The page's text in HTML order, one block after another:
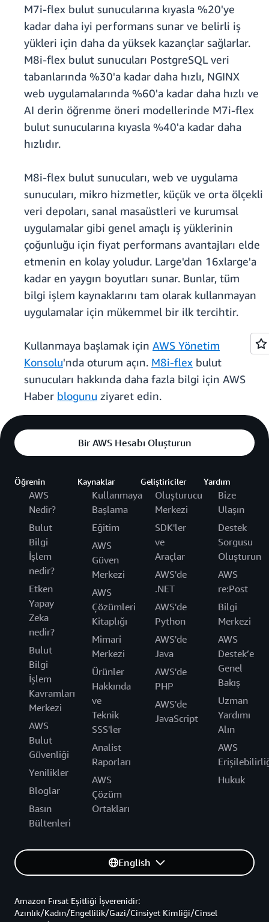
M7i-flex bulut sunucularına kıyasla %20'ye
kadar daha iyi performans sunar ve belirli iş
yükleri için daha da yüksek kazançlar sağlarlar.
M8i-flex bulut sunucuları PostgreSQL veri
tabanlarında %30'a kadar daha hızlı, NGINX
web uygulamalarında %60'a kadar daha hızlı ve
AI derin öğrenme öneri modellerinde M7i-flex
bulut sunucularına kıyasla %40'a kadar daha
hızlıdır.
M8i-flex bulut sunucuları, web ve uygulama
sunucuları, mikro hizmetler, küçük ve orta ölçekli
veri depoları, sanal masaüstleri ve kurumsal
uygulamalar gibi genel amaçlı iş yüklerinin
çoğunluğu için fiyat performans avantajları elde
etmenin en kolay yoludur. Large'dan 16xlarge'a
kadar en yaygın boyutları sunar. Bunlar, tüm
bilgi işlem kaynaklarını tam olarak kullanmayan
uygulamalar için mükemmel bir ilk tercihtir.
Kullanmaya başlamak için AWS Yönetim
Konsolu'nda oturum açın. M8i-flex bulut
sunucuları hakkında daha fazla bilgi için AWS
Haber blogunu ziyaret edin.
Bir AWS Hesabı Oluşturun
Öğrenin
AWS
Nedir?
Bulut
Bilgi
İşlem
nedir?
Etken
Yapay
Zeka
nedir?
Bulut
Bilgi
İşlem
Kavramları
Merkezi
AWS
Bulut
Güvenliği
Yenilikler
Bloglar
Basın
Bültenleri
Kaynaklar
Kullanmaya
Başlama
Eğitim
AWS
Güven
Merkezi
AWS
Çözümleri
Kitaplığı
Mimari
Merkezi
Ürünler
Hakkında
ve
Teknik
SSS'ler
Analist
Raporları
AWS
Çözüm
Ortakları
Geliştiriciler
Oluşturucu
Merkezi
SDK'ler
ve
Araçlar
AWS'de
.NET
AWS'de
Python
AWS'de
Java
AWS'de
PHP
AWS'de
JavaScript
Yardım
Bize
Ulaşın
Destek
Sorgusu
Oluşturun
AWS
re:Post
Bilgi
Merkezi
AWS
Destek’e
Genel
Bakış
Uzman
Yardımı
Alın
AWS
Hukuk
English
Amazon Fırsat Eşitliği İşverenidir:
Azınlık/Kadın/Engellilik/Gazi/Cinsiyet Kimliği/Cinsel